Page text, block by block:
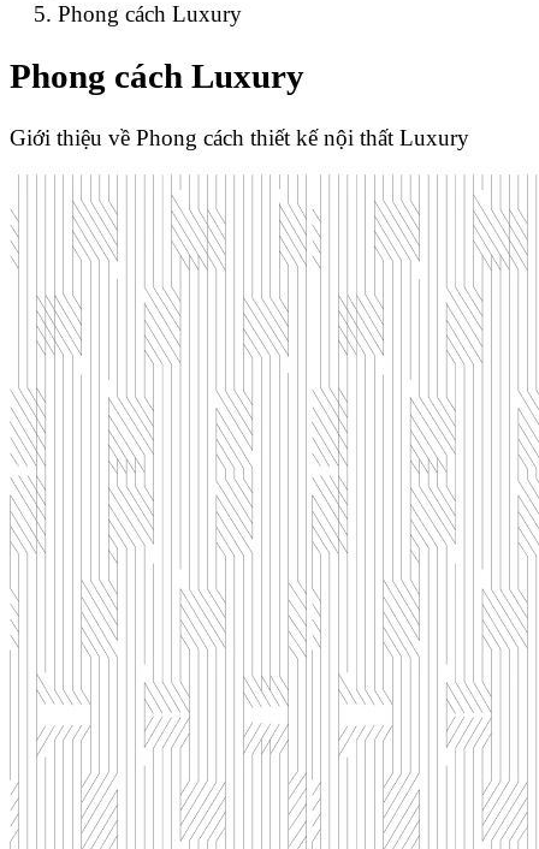
Phong cách Luxury
Phong cách Luxury
Giới thiệu về Phong cách thiết kế nội thất Luxury